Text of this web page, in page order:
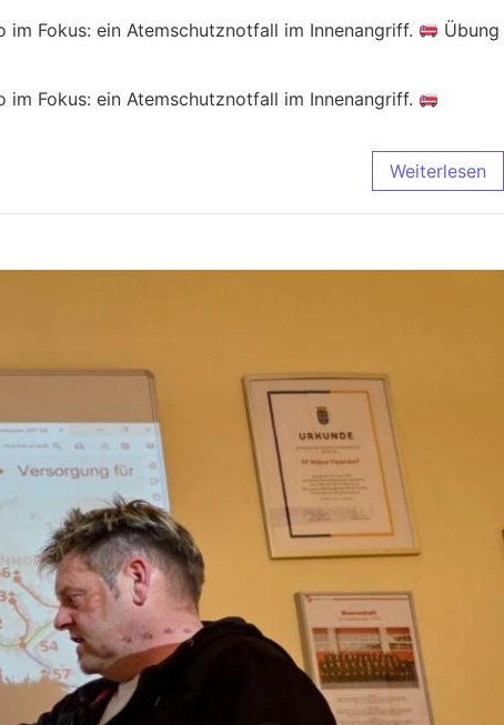
im Fokus: ein Atemschutznotfall im Innenangriff.
Übung
im Fokus: ein Atemschutznotfall im Innenangriff.
Weiterlesen